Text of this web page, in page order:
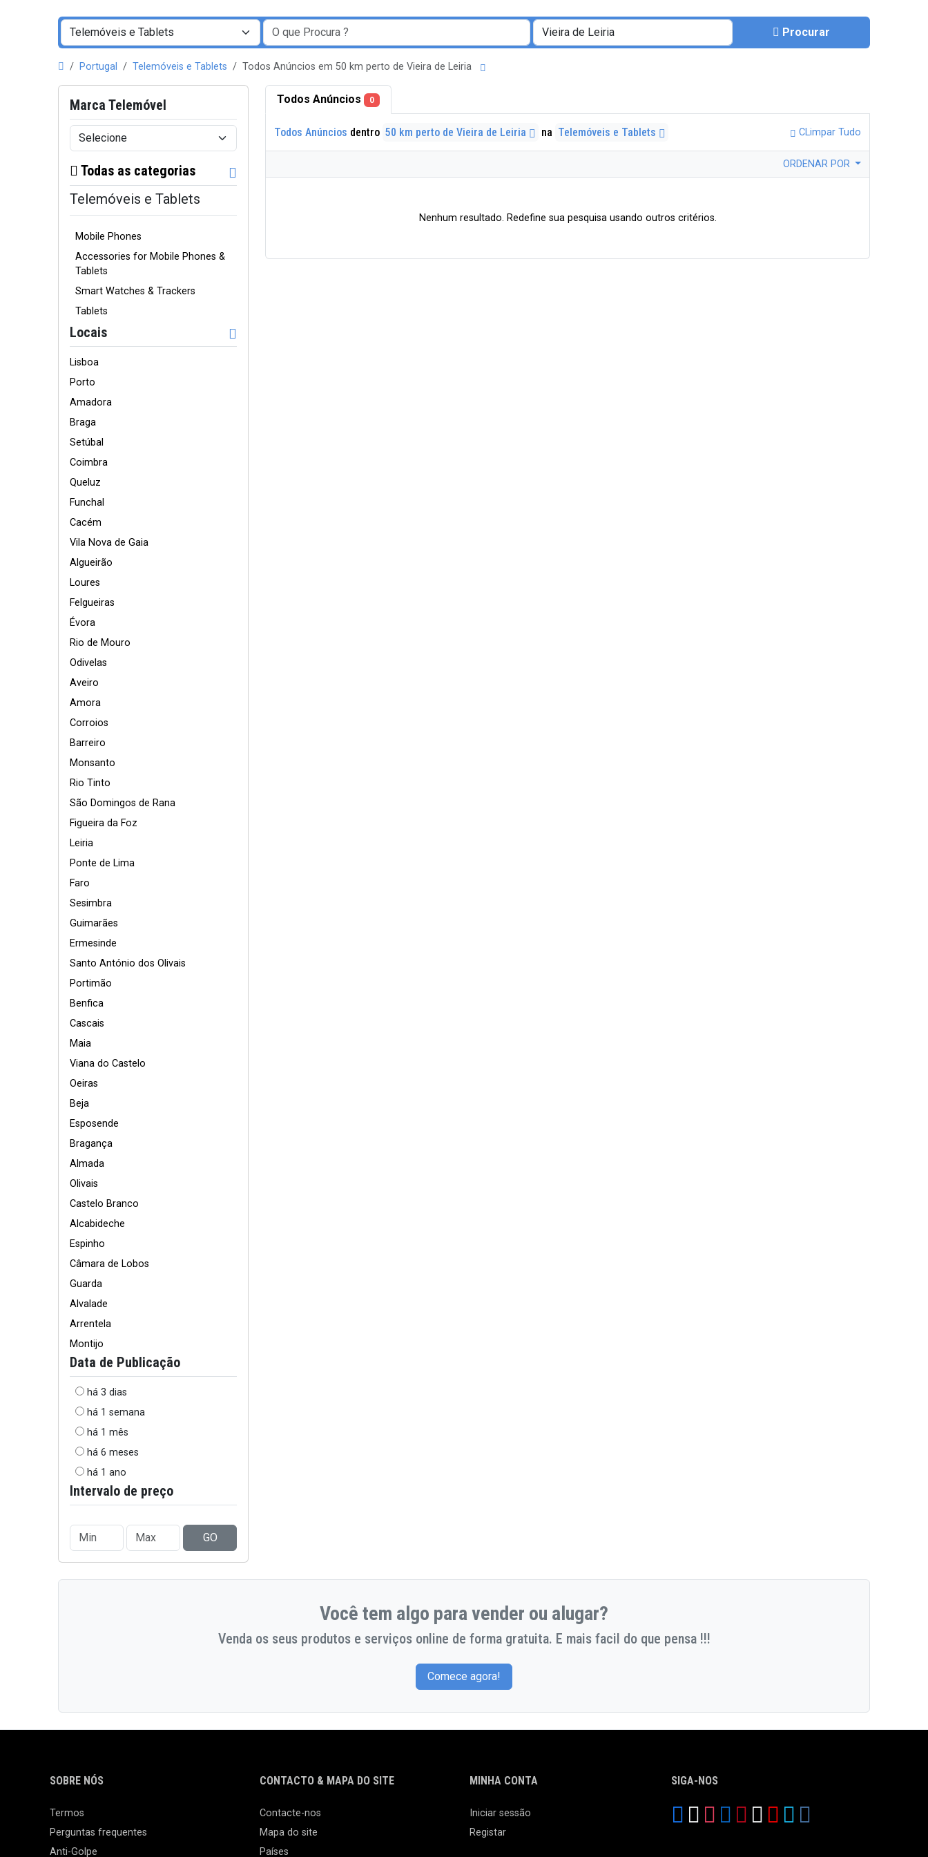
Procurar
Portugal Telemóveis e Tablets Todos Anúncios em 50 km perto de Vieira de Leiria
Marca Telemóvel
Todas as categorias
Telemóveis e Tablets
Mobile Phones
Accessories for Mobile Phones &
Tablets
Smart Watches & Trackers
Tablets
Locais
Lisboa
Porto
Amadora
Braga
Setúbal
Coimbra
Queluz
Funchal
Cacém
Vila Nova de Gaia
Algueirão
Loures
Felgueiras
Évora
Rio de Mouro
Odivelas
Aveiro
Amora
Corroios
Barreiro
Monsanto
Rio Tinto
São Domingos de Rana
Figueira da Foz
Leiria
Ponte de Lima
Faro
Sesimbra
Guimarães
Ermesinde
Santo António dos Olivais
Portimão
Benfica
Cascais
Maia
Viana do Castelo
Oeiras
Beja
Esposende
Bragança
Almada
Olivais
Castelo Branco
Alcabideche
Espinho
Câmara de Lobos
Guarda
Alvalade
Arrentela
Montijo
Data de Publicação
há 3 dias
há 1 semana
há 1 mês
há 6 meses
há 1 ano
Intervalo de preço
GO
Todos Anúncios 0
Todos Anúncios dentro 50 km perto de Vieira de Leiria na Telemóveis e Tablets CLimpar Tudo
ORDENAR POR
Nenhum resultado. Redefine sua pesquisa usando outros critérios.
Você tem algo para vender ou alugar?
Venda os seus produtos e serviços online de forma gratuita. E mais facil do que pensa !!!
Comece agora!
SOBRE NÓS
Termos
Perguntas frequentes
Anti-Golpe
CONTACTO & MAPA DO SITE
Contacte-nos
Mapa do site
Países
MINHA CONTA
Iniciar sessão
Registar
SIGA-NOS